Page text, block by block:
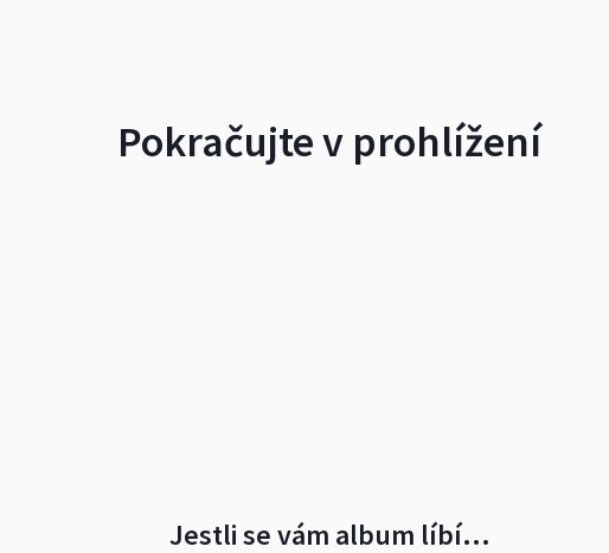
Pokračujte v prohlížení
Jestli se vám album líbí…